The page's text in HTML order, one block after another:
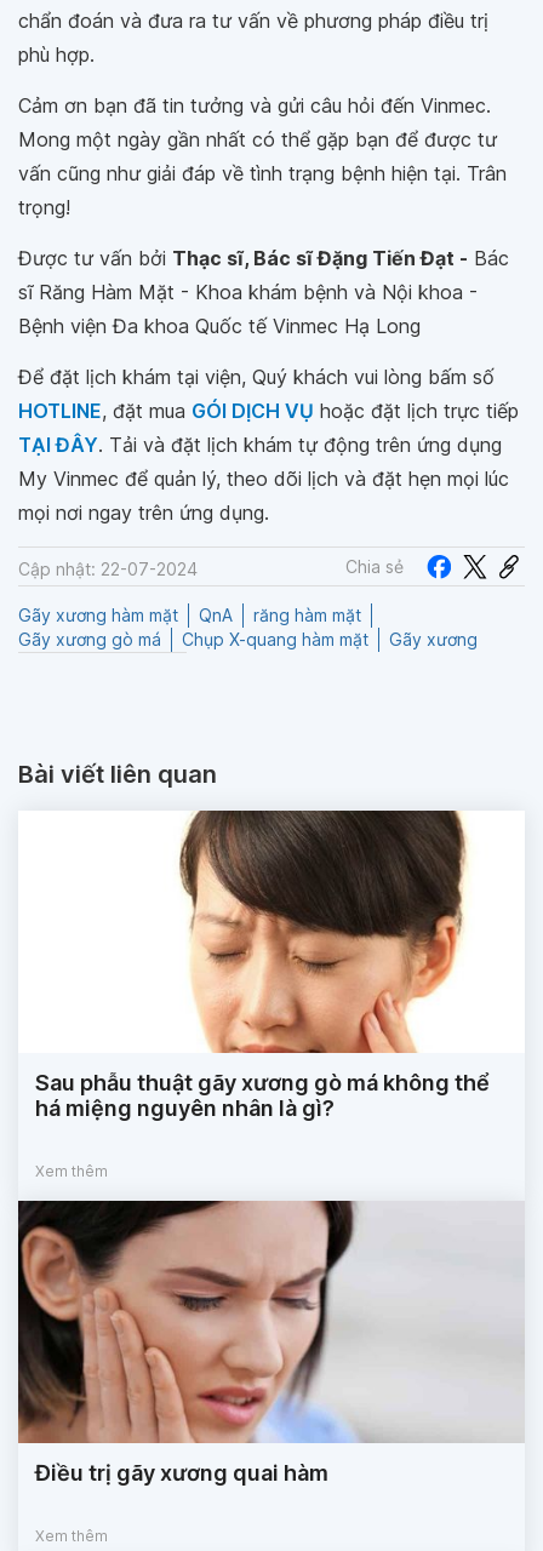
chẩn đoán và đưa ra tư vấn về phương pháp điều trị
phù hợp.
Cảm ơn bạn đã tin tưởng và gửi câu hỏi đến Vinmec.
Mong một ngày gần nhất có thể gặp bạn để được tư
vấn cũng như giải đáp về tình trạng bệnh hiện tại. Trân
trọng!
Được tư vấn bởi Thạc sĩ, Bác sĩ Đặng Tiến Đạt - Bác
sĩ Răng Hàm Mặt - Khoa khám bệnh và Nội khoa -
Bệnh viện Đa khoa Quốc tế Vinmec Hạ Long
Để đặt lịch khám tại viện, Quý khách vui lòng bấm số
HOTLINE, đặt mua GÓI DỊCH VỤ hoặc đặt lịch trực tiếp
TẠI ĐÂY. Tải và đặt lịch khám tự động trên ứng dụng
My Vinmec để quản lý, theo dõi lịch và đặt hẹn mọi lúc
mọi nơi ngay trên ứng dụng.
Cập nhật: 22-07-2024 Chia sẻ
Gãy xương hàm mặt QnA
răng hàm mặt
Gãy xương gò má
Chụp X-quang hàm mặt Gãy xương
Bài viết liên quan
Sau phẫu thuật gãy xương gò má không thể
há miệng nguyên nhân là gì?
Xem thêm
Điều trị gãy xương quai hàm
Xem thêm